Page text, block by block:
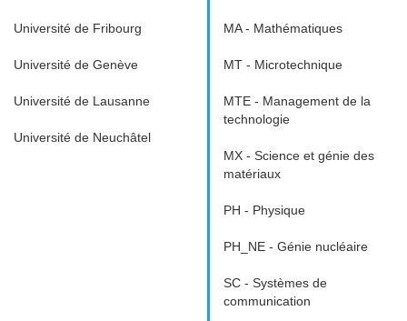
Université de Fribourg
Université de Genève
Université de Lausanne
Université de Neuchâtel
MA - Mathématiques
MT - Microtechnique
MTE - Management de la
technologie
MX - Science et génie des
matériaux
PH - Physique
PH_NE - Génie nucléaire
SC - Systèmes de
communication